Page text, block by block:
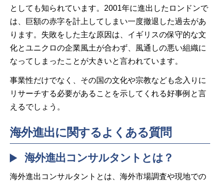
としても知られています。2001年に進出したロンドンで
は、巨額の赤字を計上してしまい一度撤退した過去があ
ります。失敗をした主な原因は、イギリスの保守的な文
化とユニクロの企業風土が合わず、風通しの悪い組織に
なってしまったことが大きいと言われています。
事業性だけでなく、その国の文化や宗教なども念入りに
リサーチする必要があることを示してくれる好事例と言
えるでしょう。
海外進出に関するよくある質問
海外進出コンサルタントとは？
海外進出コンサルタントとは、海外市場調査や現地での